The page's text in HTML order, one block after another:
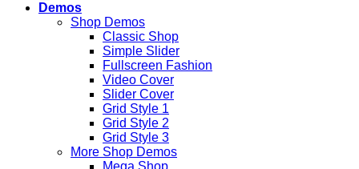
Demos
Shop Demos
Classic Shop
Simple Slider
Fullscreen Fashion
Video Cover
Slider Cover
Grid Style 1
Grid Style 2
Grid Style 3
More Shop Demos